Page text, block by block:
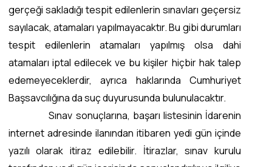
gerçeği sakladığı tespit edilenlerin sınavları geçersiz
sayılacak, atamaları yapılmayacaktır. Bu gibi durumları
tespit edilenlerin atamaları yapılmış olsa dahi
atamaları iptal edilecek ve bu kişiler hiçbir hak talep
edemeyeceklerdir, ayrıca haklarında Cumhuriyet
Başsavcılığına da suç duyurusunda bulunulacaktır.
Sınav sonuçlarına, başarı listesinin İdarenin
internet adresinde ilanından itibaren yedi gün içinde
yazılı olarak itiraz edilebilir. İtirazlar, sınav kurulu